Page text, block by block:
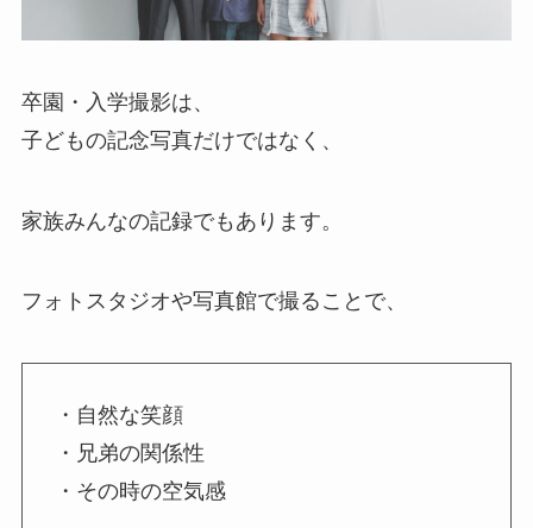
卒園・入学撮影は、
子どもの記念写真だけではなく、
家族みんなの記録でもあります。
フォトスタジオや写真館で撮ることで、
・自然な笑顔
・兄弟の関係性
・その時の空気感